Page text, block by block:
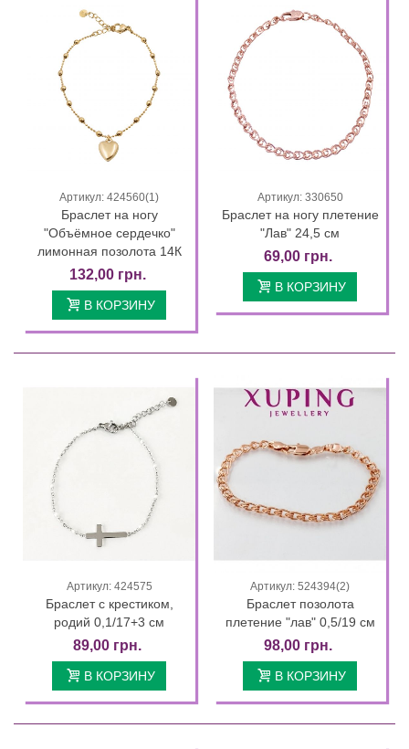
Артикул: 424560(1)
Браслет на ногу
"Объёмное сердечко"
лимонная позолота 14К
132,00 грн.
В КОРЗИНУ
Артикул: 330650
Браслет на ногу плетение
"Лав" 24,5 см
69,00 грн.
В КОРЗИНУ
Артикул: 424575
Браслет с крестиком,
родий 0,1/17+3 см
89,00 грн.
В КОРЗИНУ
Артикул: 524394(2)
Браслет позолота
плетение "лав" 0,5/19 см
98,00 грн.
В КОРЗИНУ